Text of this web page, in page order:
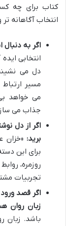
کتاب برای چه
انتخاب آگاهانه
اگر به
انتخابی
دل می
مسیر
می خواهد
جذاب می
اگر از دل
برید: «خزان
برای این
روزمره،
تجربیات
اگر قصد
زبان روان
باشد. زبان